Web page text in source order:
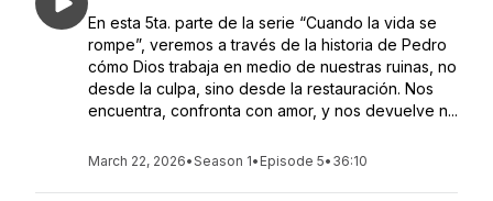
En esta 5ta. parte de la serie “Cuando la vida se
rompe”, veremos a través de la historia de Pedro
cómo Dios trabaja en medio de nuestras ruinas, no
desde la culpa, sino desde la restauración. Nos
encuentra, confronta con amor, y nos devuelve n...
March 22, 2026•Season 1• Episode 5• 36:10